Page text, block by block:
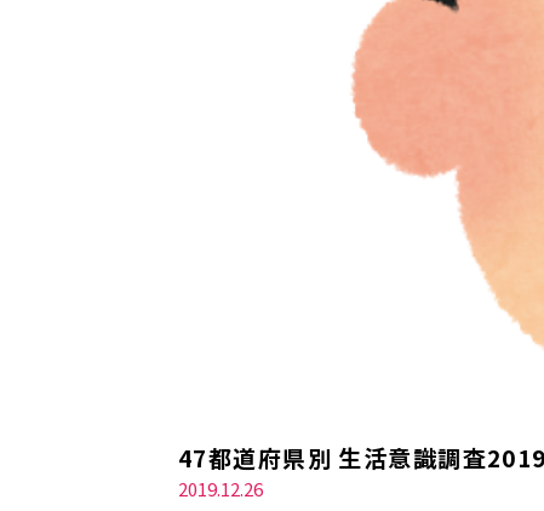
47都道府県別 生活意識調査
2019.12.26